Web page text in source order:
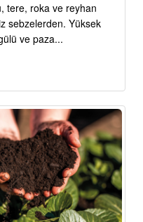
tere, roka ve reyhan
sebzelerden. Yüksek
ve paza...